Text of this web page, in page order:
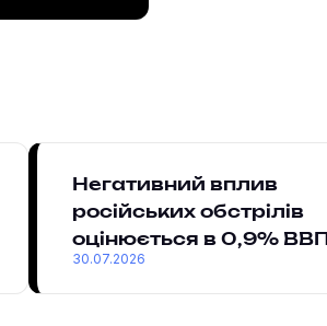
Негативний вплив
російських обстрілів
оцінюється в 0,9% ВВП
30.07.2026